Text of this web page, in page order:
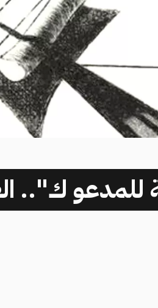
للمدعو ك"..